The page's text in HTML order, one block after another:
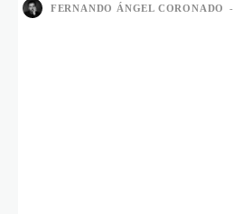
FERNANDO ÁNGEL CORONADO -